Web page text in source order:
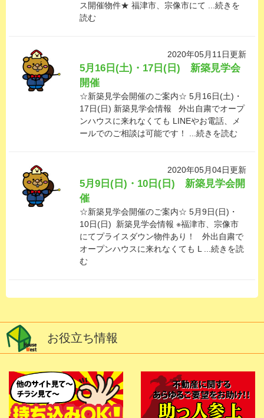
ス開催物件★ 福津市、宗像市にて ...続きを
読む
2020年05月11日更新
5月16日(土)・17日(日) 新築見学会
開催
☆新築見学会開催のご案内☆ 5月16日(土)・
17日(日) 新築見学会情報 外出自粛でオープ
ンハウスに来れなくても LINEやお電話、メ
ールでのご相談は可能です！ ...続きを読む
2020年05月04日更新
5月9日(日)・10日(日) 新築見学会開
催
☆新築見学会開催のご案内☆ 5月9日(日)・
10日(日) 新築見学会情報 ※福津市、宗像市
にてプライスダウン物件あり！ 外出自粛で
オープンハウスに来れなくても L ...続きを読
む
お役立ち情報